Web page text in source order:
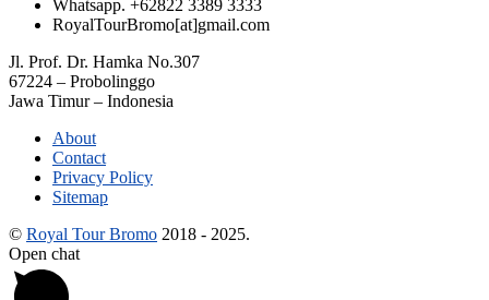
Whatsapp. +62822 3389 3333
RoyalTourBromo[at]gmail.com
Jl. Prof. Dr. Hamka No.307
67224 – Probolinggo
Jawa Timur – Indonesia
About
Contact
Privacy Policy
Sitemap
© Royal Tour Bromo 2018 - 2025.
Open chat